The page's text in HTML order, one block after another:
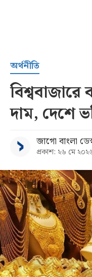
সর্বশেষ
বিভাগ
আর্কাইভ
কনভার্টার
অর্থনীতি
দাম, দেশে
জাগো বাংলা
প্রকাশ: ২৬ মে